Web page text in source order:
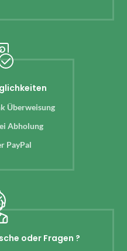
Überweisung
Abholung
PayPal
oder Fragen ?